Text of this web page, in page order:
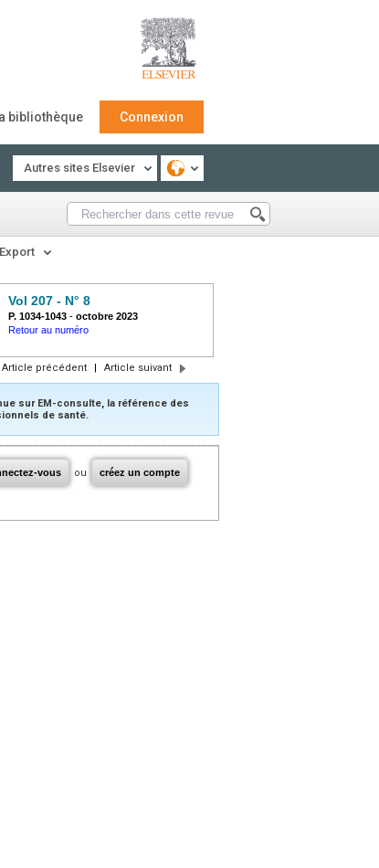
bibliothèque Connexion
Autres sites Elsevier
Export
Vol 207 - N° 8
P. 1034-1043 - octobre 2023
Retour au numéro
Article précédent | Article suivant
sur EM-consulte, la référence des
de santé.
vous ou créez un compte